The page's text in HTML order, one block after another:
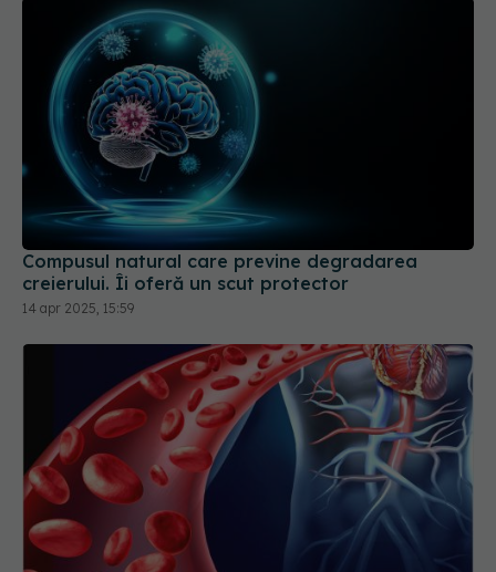
Compusul natural care previne degradarea
creierului. Îi oferă un scut protector
14 apr 2025, 15:59
Plantele care curăță sângele și mătură toxinele
din corp. Sunt minune pentru circulație
29 sep 2025, 19:11